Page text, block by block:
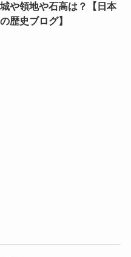
城や領地や石高は？【日本
の歴史ブログ】